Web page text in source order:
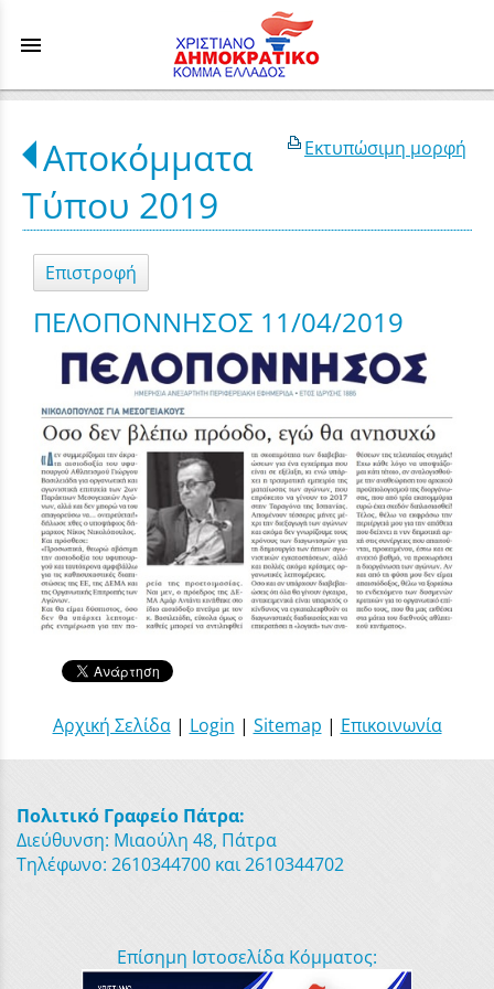
menu
Εκτυπώσιμη μορφή
Αποκόμματα
Τύπου 2019
Επιστροφή
ΠΕΛΟΠΟΝΝΗΣΟΣ 11/04/2019
Αρχική Σελίδα| Login | Sitemap | Επικοινωνία
Πολιτικό Γραφείο Πάτρα:
Διεύθυνση: Μιαούλη 48, Πάτρα
Τηλέφωνο: 2610344700 και 2610344702
Επίσημη Ιστοσελίδα Κόμματος: